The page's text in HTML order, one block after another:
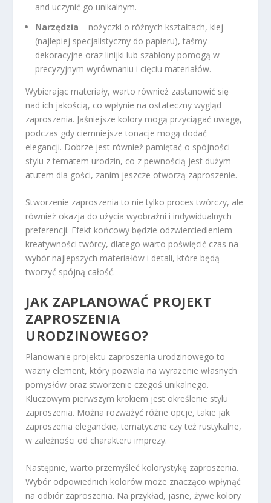
and uczynić go unikalnym.
Narzędzia – nożyczki o różnych kształtach, klej
(najlepiej specjalistyczny do papieru), taśmy
dekoracyjne oraz linijki lub szablony pomogą w
precyzyjnym wyrównaniu i cięciu materiałów.
Wybierając materiały, warto również zastanowić się
nad ich jakością, co wpłynie na ostateczny wygląd
zaproszenia. Jaśniejsze kolory mogą przyciągać uwagę,
podczas gdy ciemniejsze tonacje mogą dodać
elegancji. Dobrze jest również pamiętać o spójności
stylu z tematem urodzin, co z pewnością jest dużym
atutem dla gości, zanim jeszcze otworzą zaproszenie.
Stworzenie zaproszenia to nie tylko proces twórczy, ale
również okazja do użycia wyobraźni i indywidualnych
preferencji. Efekt końcowy będzie odzwierciedleniem
kreatywności twórcy, dlatego warto poświęcić czas na
wybór najlepszych materiałów i detali, które będą
tworzyć spójną całość.
JAK ZAPLANOWAĆ PROJEKT
ZAPROSZENIA
URODZINOWEGO?
Planowanie projektu zaproszenia urodzinowego to
ważny element, który pozwala na wyrażenie własnych
pomysłów oraz stworzenie czegoś unikalnego.
Kluczowym pierwszym krokiem jest określenie stylu
zaproszenia. Można rozważyć różne opcje, takie jak
zaproszenia eleganckie, tematyczne czy też rustykalne,
w zależności od charakteru imprezy.
Następnie, warto przemyśleć kolorystykę zaproszenia.
Wybór odpowiednich kolorów może znacząco wpłynąć
na odbiór zaproszenia. Na przykład, jasne, żywe kolory